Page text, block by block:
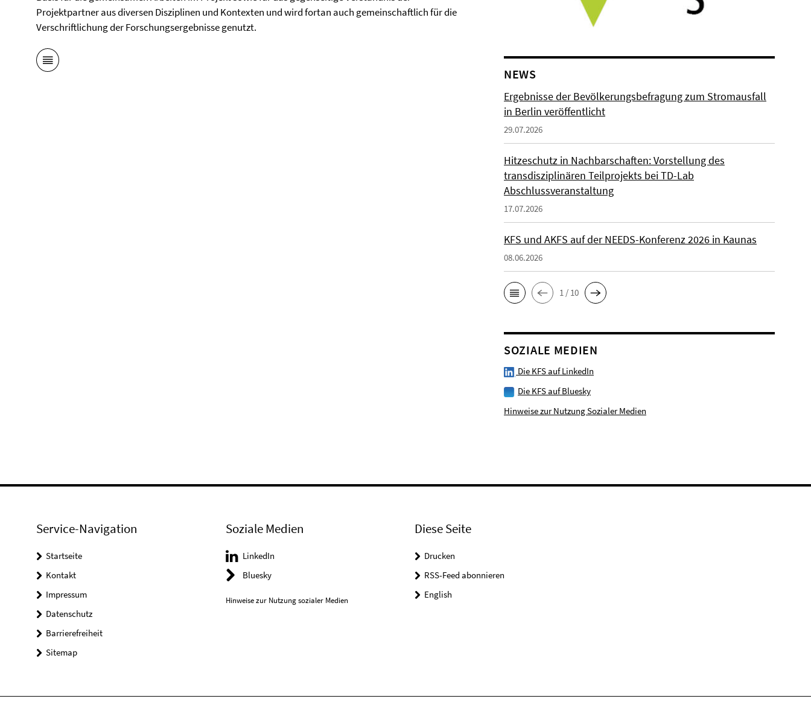
Projektpartner aus diversen Disziplinen und Kontexten und wird fortan auch gemeinschaftlich für die
Verschriftlichung der Forschungsergebnisse genutzt.
NEWS
Ergebnisse der Bevölkerungsbefragung zum Stromausfall
in Berlin veröffentlicht
29.07.2026
Hitzeschutz in Nachbarschaften: Vorstellung des
transdisziplinären Teilprojekts bei TD-Lab
Abschlussveranstaltung
17.07.2026
KFS und AKFS auf der NEEDS-Konferenz 2026 in Kaunas
08.06.2026
1 / 10
SOZIALE MEDIEN
Die KFS auf LinkedIn
Die KFS auf Bluesky
Hinweise zur Nutzung Sozialer Medien
Service-Navigation
Startseite
Kontakt
Impressum
Datenschutz
Barrierefreiheit
Sitemap
Soziale Medien
LinkedIn
Bluesky
Hinweise zur Nutzung sozialer Medien
Diese Seite
Drucken
RSS-Feed abonnieren
English